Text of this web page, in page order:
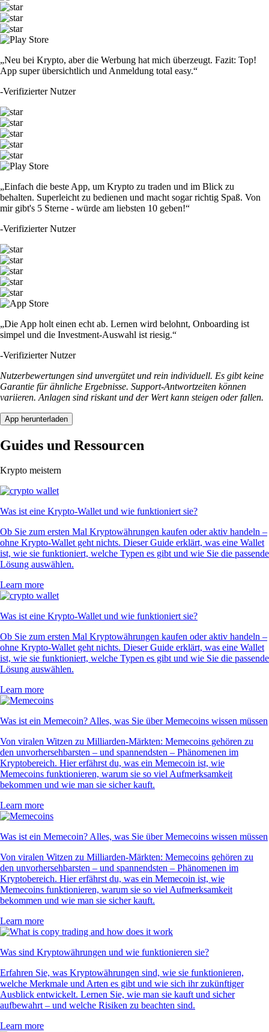
„Neu bei Krypto, aber die Werbung hat mich überzeugt. Fazit: Top!
App super übersichtlich und Anmeldung total easy.“
-Verifizierter Nutzer
„Einfach die beste App, um Krypto zu traden und im Blick zu
behalten. Superleicht zu bedienen und macht sogar richtig Spaß. Von
mir gibt's 5 Sterne - würde am liebsten 10 geben!“
-Verifizierter Nutzer
„Die App holt einen echt ab. Lernen wird belohnt, Onboarding ist
simpel und die Investment-Auswahl ist riesig.“
-Verifizierter Nutzer
Nutzerbewertungen sind unvergütet und rein individuell. Es gibt keine
Garantie für ähnliche Ergebnisse. Support-Antwortzeiten können
variieren. Anlagen sind riskant und der Wert kann steigen oder fallen.
App herunterladen
Guides und Ressourcen
Krypto meistern
Was ist eine Krypto-Wallet und wie funktioniert sie?
Ob Sie zum ersten Mal Kryptowährungen kaufen oder aktiv handeln –
ohne Krypto-Wallet geht nichts. Dieser Guide erklärt, was eine Wallet
ist, wie sie funktioniert, welche Typen es gibt und wie Sie die passende
Lösung auswählen.
Learn more
Was ist eine Krypto-Wallet und wie funktioniert sie?
Ob Sie zum ersten Mal Kryptowährungen kaufen oder aktiv handeln –
ohne Krypto-Wallet geht nichts. Dieser Guide erklärt, was eine Wallet
ist, wie sie funktioniert, welche Typen es gibt und wie Sie die passende
Lösung auswählen.
Learn more
Was ist ein Memecoin? Alles, was Sie über Memecoins wissen müssen
Von viralen Witzen zu Milliarden-Märkten: Memecoins gehören zu
den unvorhersehbarsten – und spannendsten – Phänomenen im
Kryptobereich. Hier erfährst du, was ein Memecoin ist, wie
Memecoins funktionieren, warum sie so viel Aufmerksamkeit
bekommen und wie man sie sicher kauft.
Learn more
Was ist ein Memecoin? Alles, was Sie über Memecoins wissen müssen
Von viralen Witzen zu Milliarden-Märkten: Memecoins gehören zu
den unvorhersehbarsten – und spannendsten – Phänomenen im
Kryptobereich. Hier erfährst du, was ein Memecoin ist, wie
Memecoins funktionieren, warum sie so viel Aufmerksamkeit
bekommen und wie man sie sicher kauft.
Learn more
Was sind Kryptowährungen und wie funktionieren sie?
Erfahren Sie, was Kryptowährungen sind, wie sie funktionieren,
welche Merkmale und Arten es gibt und wie sich ihr zukünftiger
Ausblick entwickelt. Lernen Sie, wie man sie kauft und sicher
aufbewahrt – und welche Risiken zu beachten sind.
Learn more